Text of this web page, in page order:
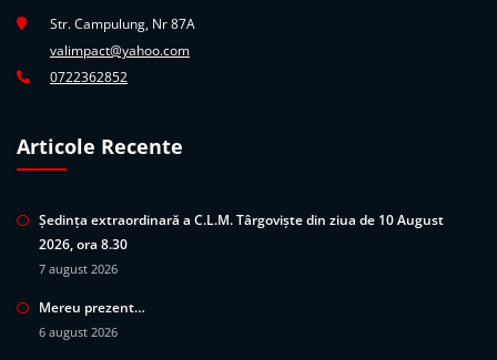
Str. Campulung, Nr 87A
valimpact@yahoo.com
0722362852
Articole Recente
Ședința extraordinară a C.L.M. Târgoviște din ziua de 10 August
2026, ora 8.30
7 august 2026
Mereu prezent…
6 august 2026